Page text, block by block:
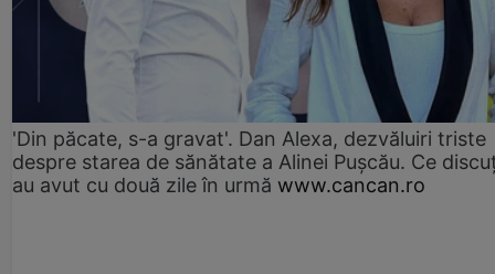
'Din păcate, s-a gravat'. Dan Alexa, dezvăluiri triste
despre starea de sănătate a Alinei Pușcău. Ce
au avut cu două zile în urmă www.cancan.ro